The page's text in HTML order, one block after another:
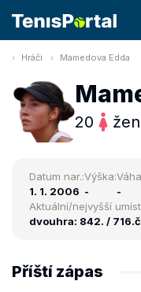
Hráči Mamedova Edda
20
Datum nar.:
1. 1. 2006
Výška:
-
-
Aktuální/nejvyšší
dvouhra: 842. / 716.
Příští zápas